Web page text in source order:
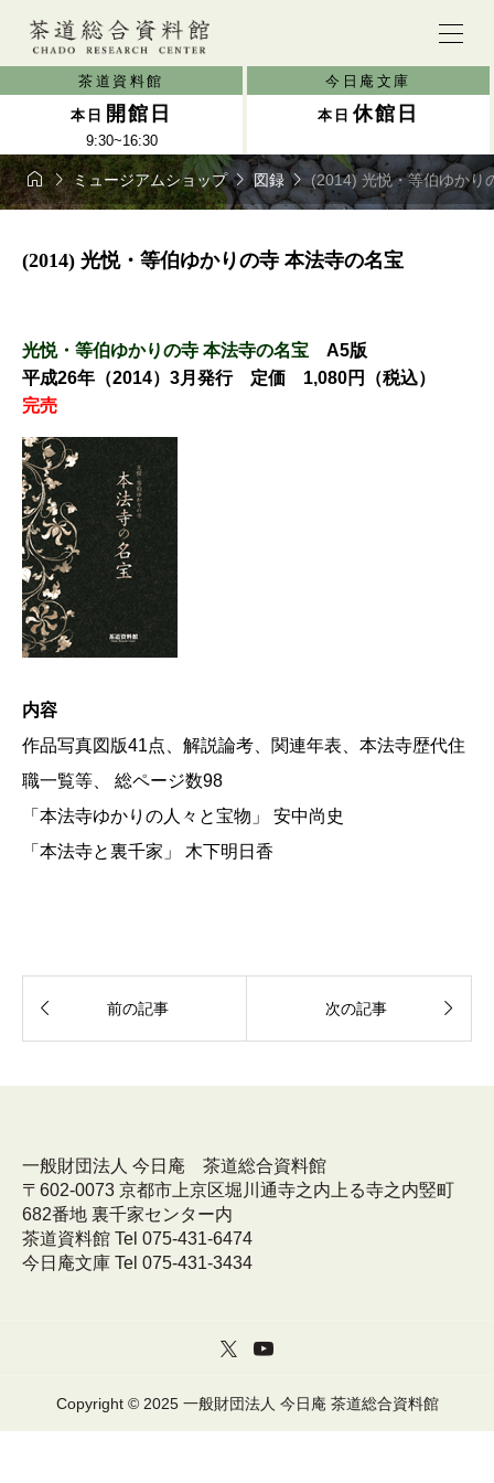
茶道資料館
本日 開館日
9:30~16:30
今日庵文庫
本日 休館日
ミュージアムショップ図録(2014) 光悦・等伯ゆかり
(2014) 光悦・等伯ゆかりの寺 本法寺の名宝
光悦・等伯ゆかりの寺 本法寺の名宝 A5版
平成26年（2014）3月発行 定価 1,080円（税込）
完売
内容
作品写真図版41点、解説論考、関連年表、本法寺歴代住
職一覧等、 総ページ数98
「本法寺ゆかりの人々と宝物」 安中尚史
「本法寺と裏千家」 木下明日香
 前の記事 次の記事 
一般財団法人 今日庵 茶道総合資料館
〒602-0073 京都市上京区堀川通寺之内上る寺之内竪町
682番地 裏千家センター内
茶道資料館 Tel 075-431-6474
今日庵文庫 Tel 075-431-3434
Copyright © 2025 一般財団法人 今日庵 茶道総合資料館